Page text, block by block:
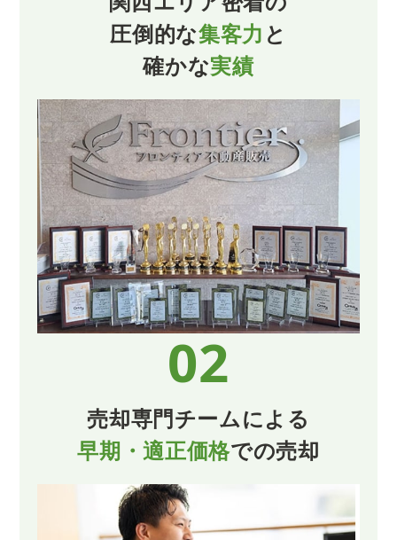
圧倒的な集客力 と
確かな実績
02
売却専門チームによる
早期・適正価格での売却